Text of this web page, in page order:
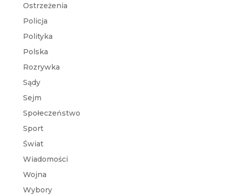
Ostrzeżenia
Policja
Polityka
Polska
Rozrywka
Sądy
Sejm
Społeczeństwo
Sport
Świat
Wiadomości
Wojna
Wybory